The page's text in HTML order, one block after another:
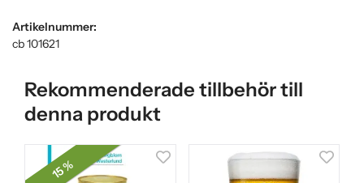
Artikelnummer:
cb 101621
Rekommenderade tillbehör till
denna produkt
15 %